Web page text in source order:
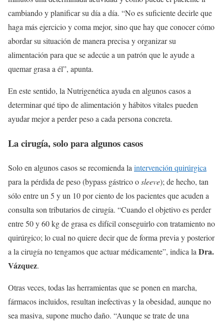
cambiando y planificar su día a día. “No es suficiente decirle que
haga más ejercicio y coma mejor, sino que hay que conocer cómo
abordar su situación de manera precisa y organizar su
alimentación para que se adecúe a un patrón que le ayude a
quemar grasa a él”, apunta.
En este sentido, la Nutrigenética ayuda en algunos casos a
determinar qué tipo de alimentación y hábitos vitales pueden
ayudar mejor a perder peso a cada persona concreta.
La cirugía, solo para algunos casos
Solo en algunos casos se recomienda la intervención quirúrgica
para la pérdida de peso (bypass gástrico osleeve); de hecho, tan
sólo entre un 5 y un 10 por ciento de los pacientes que acuden a
consulta son tributarios de cirugía. “Cuando el objetivo es perder
entre 50 y 60 kg de grasa es difícil conseguirlo con tratamiento no
quirúrgico; lo cual no quiere decir que de forma previa y posterior
a la cirugía no tengamos que actuar médicamente”, indica la Dra.
Vázquez.
Otras veces, todas las herramientas que se ponen en marcha,
fármacos incluidos, resultan inefectivas y la obesidad, aunque no
sea masiva, supone mucho daño. “Aunque se trate de una